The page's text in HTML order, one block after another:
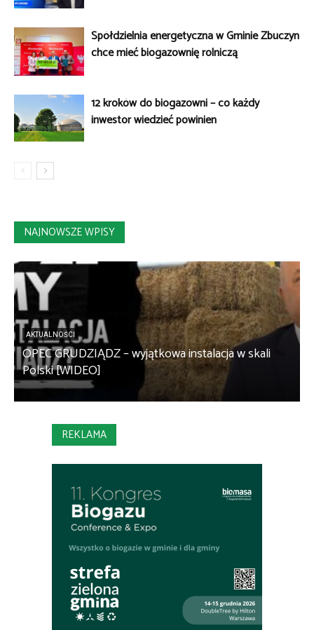
Spółdzielnia energetyczna w Gminie Zbuczyn
chce mieć biogazownię rolniczą
12 kroków do biogazowni – co każdy
inwestor wiedzieć powinien
NAJNOWSZE WPISY
AKTUALNOŚCI
OPEC GRUDZIĄDZ – wyjątkowa instalacja w skali
Polski [WIDEO]
REKLAMA